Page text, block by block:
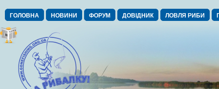
ГОЛОВНА НОВИНИ ФОРУМ ДОВІДНИК ЛОВЛЯ РИБИ